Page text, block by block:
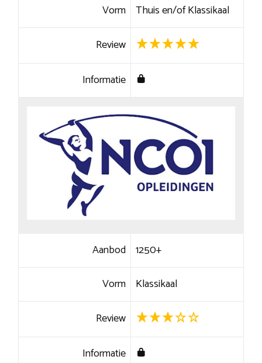
Vorm Thuis en/of Klassikaal
Review
Informatie
Aanbod 1250+
Vorm Klassikaal
Review
Informatie